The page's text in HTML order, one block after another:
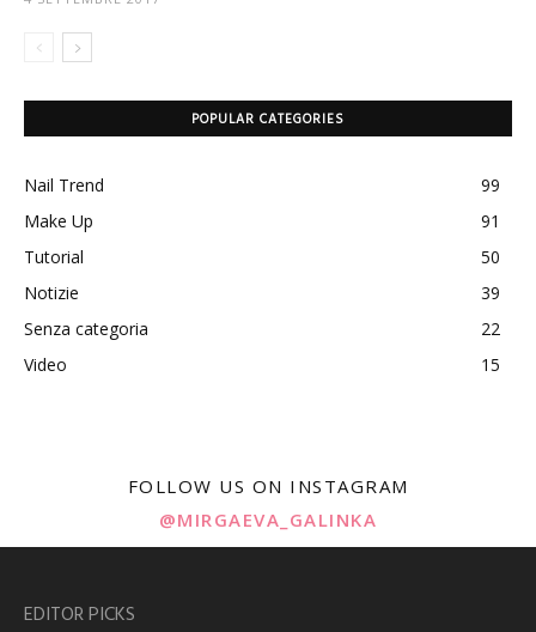
POPULAR CATEGORIES
Nail Trend
99
Make Up
91
Tutorial
50
Notizie
39
Senza categoria
22
Video
15
FOLLOW US ON INSTAGRAM
@MIRGAEVA_GALINKA
EDITOR PICKS